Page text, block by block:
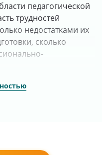
педагогической
трудностей
недостатками их
сколько